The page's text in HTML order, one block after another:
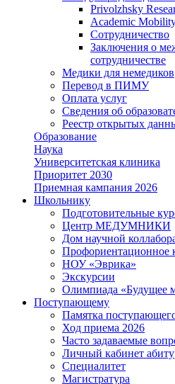
Privolzhsky
Academic
Сотрудничество
Заключения о
сотрудничестве
Медики для немедиков
Перевод в ПИМУ
Оплата услуг
Сведения об
Реестр открытых
Образование
Наука
Университетская клиника
Приоритет 2030
Приемная кампания 2026
Школьнику
Подготовительные
Центр МЕДУМНИКИ
Дом научной
Профориентационное
НОУ «Эврика»
Экскурсии
Олимпиада «Будущее
Поступающему
Памятка
Ход приема 2026
Часто задаваемые
Личный кабинет
Специалитет
Магистратура